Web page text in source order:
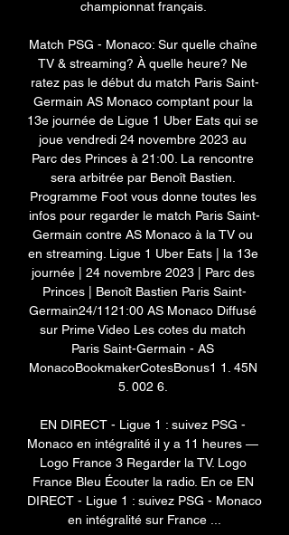
championnat français.
Match PSG - Monaco: Sur quelle chaîne
TV & streaming? À quelle heure? Ne
ratez pas le début du match Paris Saint-
Germain AS Monaco comptant pour la
13e journée de Ligue 1 Uber Eats qui se
joue vendredi 24 novembre 2023 au
Parc des Princes à 21:00. La rencontre
sera arbitrée par Benoît Bastien.
Programme Foot vous donne toutes les
infos pour regarder le match Paris Saint-
Germain contre AS Monaco à la TV ou
en streaming. Ligue 1 Uber Eats | la 13e
journée | 24 novembre 2023 | Parc des
Princes | Benoît Bastien Paris Saint-
Germain24/1121:00 AS Monaco Diffusé
sur Prime Video Les cotes du match
Paris Saint-Germain - AS
MonacoBookmakerCotesBonus1 1. 45N
5. 002 6.
EN DIRECT - Ligue 1 : suivez PSG -
Monaco en intégralité il y a 11 heures —
Logo France 3 Regarder la TV. Logo
France Bleu Écouter la radio. En ce EN
DIRECT - Ligue 1 : suivez PSG - Monaco
en intégralité sur France ...